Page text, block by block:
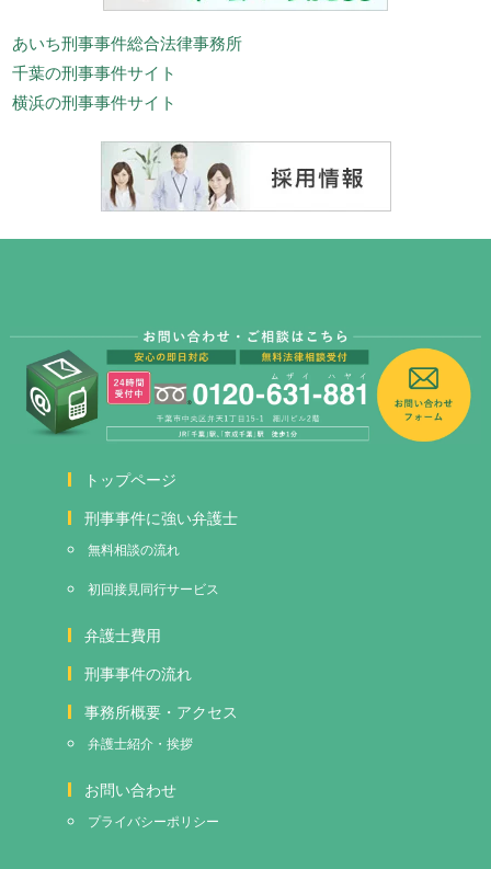
あいち刑事事件総合法律事務所
千葉の刑事事件サイト
横浜の刑事事件サイト
トップページ
刑事事件に強い弁護士
無料相談の流れ
初回接見同行サービス
弁護士費用
刑事事件の流れ
事務所概要・アクセス
弁護士紹介・挨拶
お問い合わせ
プライバシーポリシー